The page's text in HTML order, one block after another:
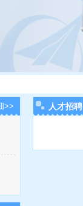
>> 人才招聘